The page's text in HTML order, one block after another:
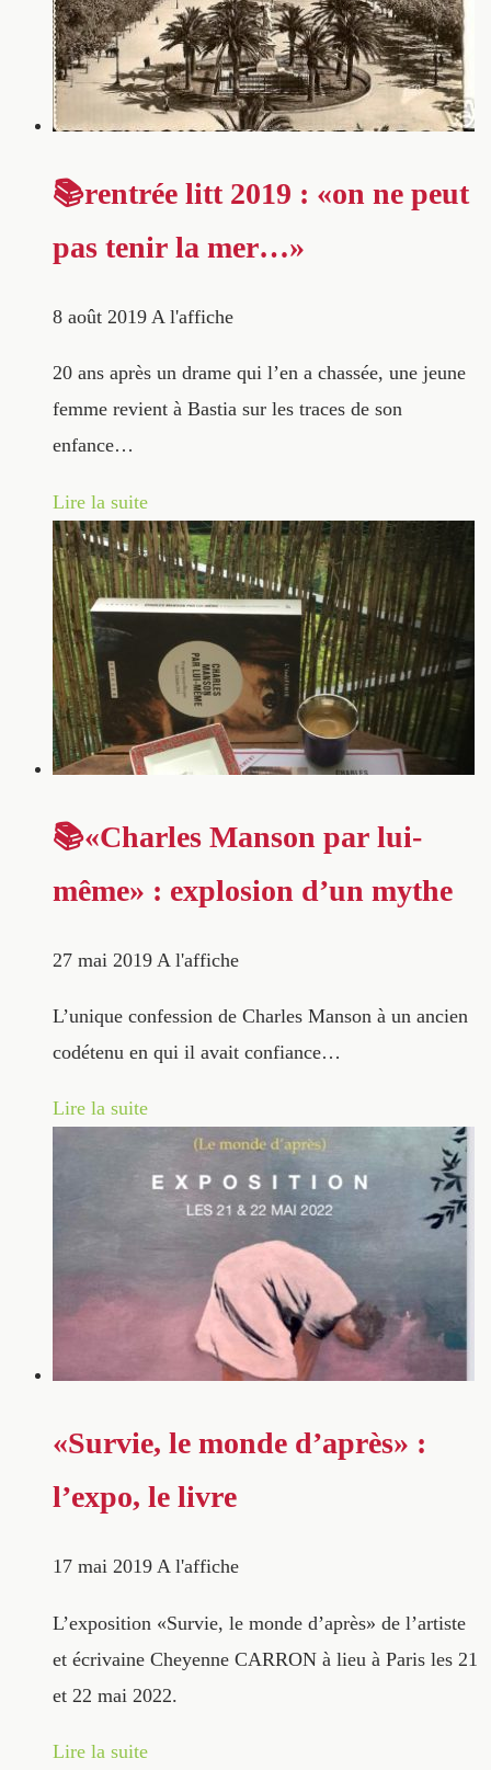
📚rentrée litt 2019 : «on ne peut
pas tenir la mer…»
8 août 2019 A l'affiche
20 ans après un drame qui l’en a chassée, une jeune
femme revient à Bastia sur les traces de son
enfance…
Lire la suite
📚«Charles Manson par lui-
même» : explosion d’un mythe
27 mai 2019 A l'affiche
L’unique confession de Charles Manson à un ancien
codétenu en qui il avait confiance…
Lire la suite
«Survie, le monde d’après» :
l’expo, le livre
17 mai 2019 A l'affiche
L’exposition «Survie, le monde d’après» de l’artiste
et écrivaine Cheyenne CARRON à lieu à Paris les 21
et 22 mai 2022.
Lire la suite